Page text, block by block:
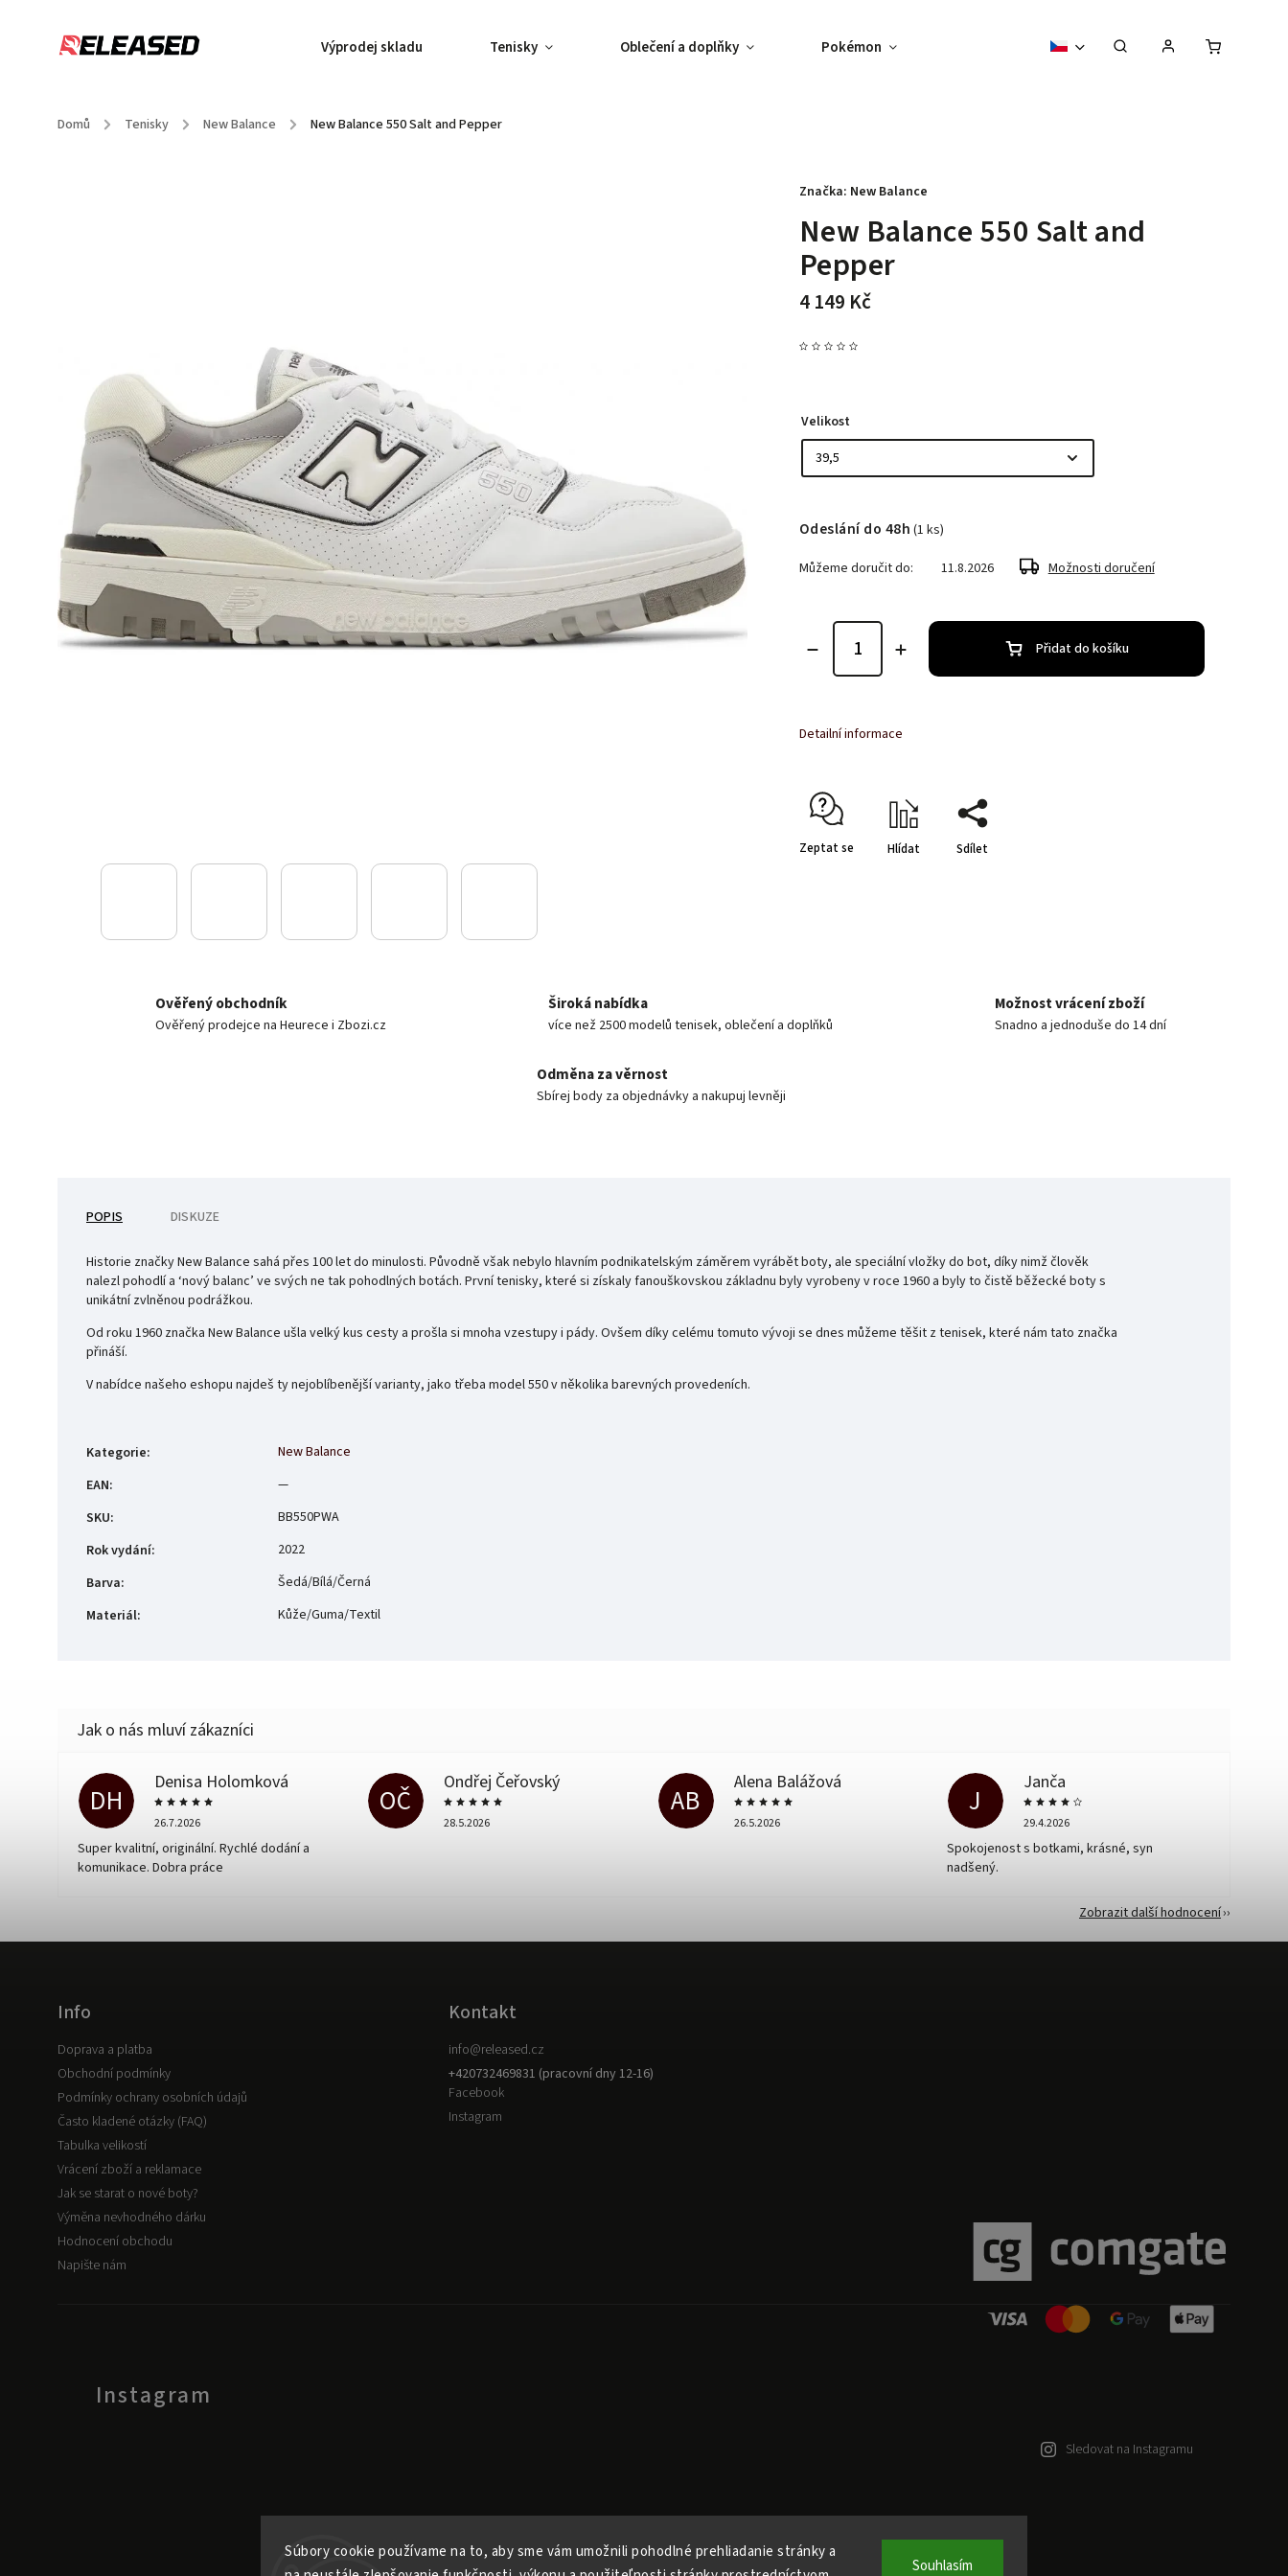
Súbory cookie používame na to, aby sme vám umožnili pohodlné prehliadanie stránky a
Souhlasím
Výprodej skladu Tenisky Oblečení a doplňky Pokémon Sběratelské předměty Vouchery
Domů / Tenisky / New Balance / New Balance 550 Salt and Pepper
New Balance 550 Salt and
Pepper
4 149 Kč
Značka: New Balance
Velikost
Odeslání do 48h (1 ks)
Můžeme doručit do:
11.8.2026 Možnosti doručení
Přidat do košíku
Detailní informace
Zeptat se Hlídat Sdílet
Ověřený obchodník
Ověřený prodejce na Heurece i Zbozi.cz
Široká nabídka
více než 2500 modelů tenisek, oblečení a doplňků
Možnost vrácení zboží
Snadno a jednoduše do 14 dní
Odměna za věrnost
Sbírej body za objednávky a nakupuj levněji
POPIS DISKUZE
Historie značky New Balance sahá přes 100 let do minulosti. Původně však nebylo hlavním podnikatelským záměrem vyrábět boty, ale speciální vložky do bot, díky nimž člověk
nalezl pohodlí a ‘nový balanc’ ve svých ne tak pohodlných botách. První tenisky, které si získaly fanouškovskou základnu byly vyrobeny v roce 1960 a byly to čistě běžecké boty s
unikátní zvlněnou podrážkou.
Od roku 1960 značka New Balance ušla velký kus cesty a prošla si mnoha vzestupy i pády. Ovšem díky celému tomuto vývoji se dnes můžeme těšit z tenisek, které nám tato značka
přináší.
V nabídce našeho eshopu najdeš ty nejoblíbenější varianty, jako třeba model 550 v několika barevných provedeních.
Kategorie:
New Balance
EAN:
—
SKU:
BB550PWA
Rok vydání:
2022
Barva:
Šedá/Bílá/Černá
Materiál: Kůže/Guma/Textil
DH
Denisa Holomková
26.7.2026
Super kvalitní, originální. Rychlé dodání a
komunikace. Dobra práce
OČ
Ondřej Čeřovský
28.5.2026
AB
Alena Balážová
26.5.2026
J
Janča
29.4.2026
Spokojenost s botkami, krásné, syn
nadšený.
Zobrazit další hodnocení
Instagram
Sledovat na Instagramu
Info
Doprava a platba
Obchodní podmínky
Podmínky ochrany osobních údajů
Často kladené otázky (FAQ)
Tabulka velikostí
Vrácení zboží a reklamace
Jak se starat o nové boty?
Výměna nevhodného dárku
Hodnocení obchodu
Napište nám
Kontakt
info@released.cz
+420732469831 (pracovní dny 12-16)
Facebook
Instagram
Upravit nastavení cookies
Vytvořil Shoptet| DesignShoptak.cz